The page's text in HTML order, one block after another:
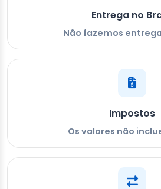
Entrega no
Não fazemos
Impostos
Os valores não